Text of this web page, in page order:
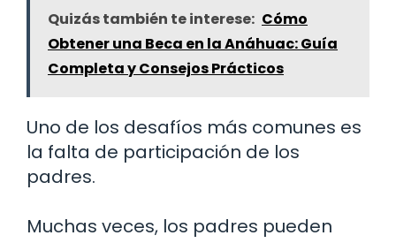
Quizás también te interese: Cómo
Obtener una Beca en la Anáhuac: Guía
Completa y Consejos Prácticos
Uno de los desafíos más comunes es
la falta de participación de los
padres.
Muchas veces, los padres pueden